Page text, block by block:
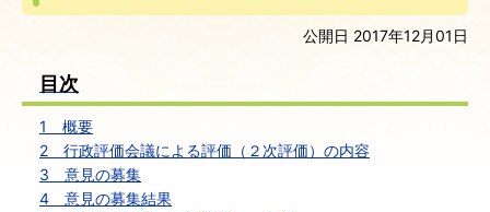
公開日 2017年12月01日
目次
1 概要
2 行政評価会議による評価（２次評価）の内容
3 意見の募集
4 意見の募集結果